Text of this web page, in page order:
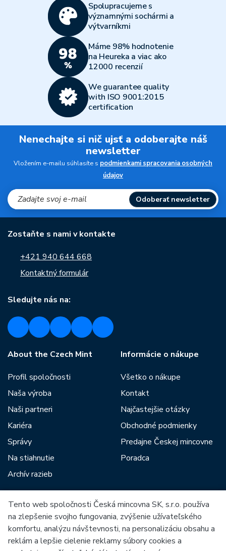
Spolupracujeme s
významnými sochármi a
výtvarníkmi
Máme 98% hodnotenie
na Heureka a viac ako
12000 recenzií
We guarantee quality
with ISO 9001:2015
certification
Nenechajte si nič ujsť a odoberajte náš
newsletter
Vložením e-mailu súhlasíte s podmienkami spracovania osobných
údajov
Odoberať newsletter
Zostaňte s nami v kontakte
+421 940 644 668
Kontaktný formulár
Sledujte nás na:
About the Czech Mint
Profil spoločnosti
Naša výroba
Naši partneri
Kariéra
Správy
Na stiahnutie
Archív razieb
Informácie o nákupe
Všetko o nákupe
Kontakt
Najčastejšie otázky
Obchodné podmienky
Predajne Českej mincovne
Poradca
Medzi našich partnerov patria:
Tento web spoločnosti Česká mincovna SK, s.r.o. používa
na zlepšenie svojho fungovania, zvýšenie užívateľského
komfortu, analýzu návštevnosti, na personalizáciu obsahu a
reklám a lepšie cielenie reklamy súbory cookies a